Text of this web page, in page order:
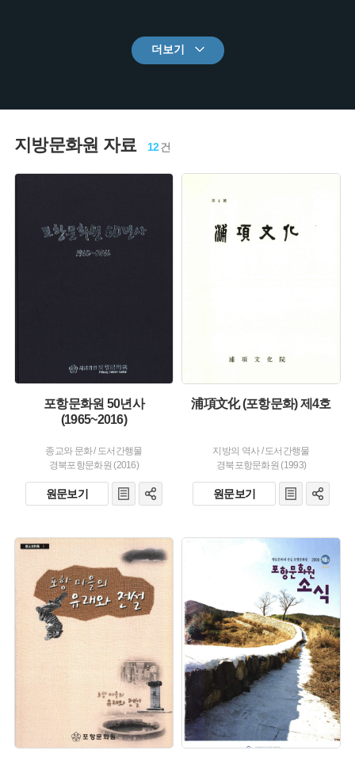
더보기
지방문화원 자료 12건
유형 :
포항문화원 50년사
(1965~2016)
종교와 문화/ 도서간행물
경북포항문화원 (2016)
원문보기
주제 :
유형 :
浦項文化 (포항문화) 제4호
지방의 역사/도서간행물
경북포항문화원 (1993)
원문보기
주제 :
유형 :
발행 :
생산 :
유형 :
발행 :
생산 :